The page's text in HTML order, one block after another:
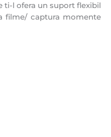
ti-l ofera un suport flexibil
filme/ captura momente